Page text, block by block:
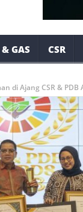
GAS CSR
di Ajang CSR & PDB